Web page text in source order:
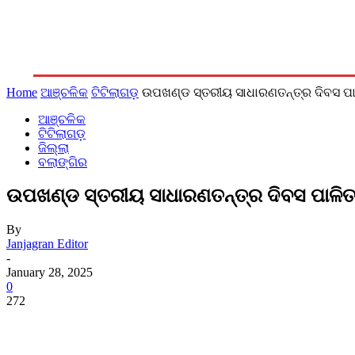
Home ଆଞ୍ଚଳିକ ଟିଟିଲାଗଡ଼ ଉପଖଣ୍ଡ ସ୍ତରୀୟ ସାଧାରଣତନ୍ତ୍ର ଦିବସ
ଆଞ୍ଚଳିକ
ଟିଟିଲାଗଡ଼
ଜିଲ୍ଲା
ବଲାଙ୍ଗିର
ଉପଖଣ୍ଡ ସ୍ତରୀୟ ସାଧାରଣତନ୍ତ୍ର ଦିବସ ପାଳିତ
By
Janjagran Editor
-
January 28, 2025
0
272